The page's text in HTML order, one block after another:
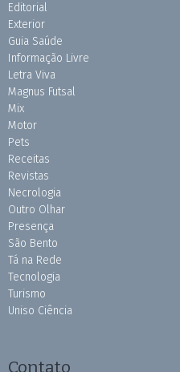
Editorial
Exterior
Guia Saúde
Informação Livre
Letra Viva
Magnus Futsal
Mix
Motor
Pets
Receitas
Revistas
Necrologia
Outro Olhar
Presença
São Bento
Tá na Rede
Tecnologia
Turismo
Uniso Ciência
Contato